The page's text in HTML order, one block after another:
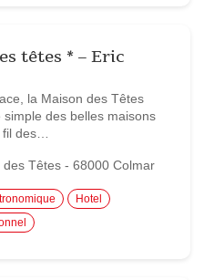
têtes * – Eric
la Maison des Têtes
des belles maisons
des…
des Têtes - 68000 Colmar
Hotel